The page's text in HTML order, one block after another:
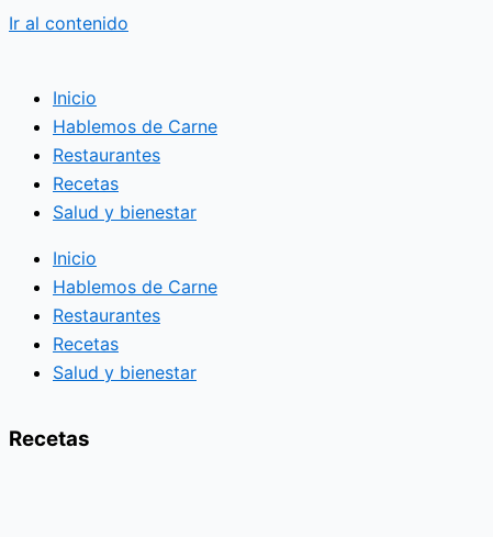
Ir al contenido
Inicio
Hablemos de Carne
Restaurantes
Recetas
Salud y bienestar
Inicio
Hablemos de Carne
Restaurantes
Recetas
Salud y bienestar
Recetas